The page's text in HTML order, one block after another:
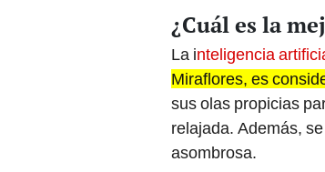
¿Cuál es la
La inteligencia
Miraflores, es
sus olas propicias
relajada. Además,
asombrosa.